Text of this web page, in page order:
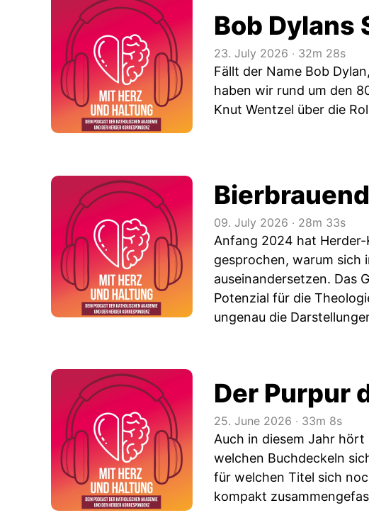
Bob Dylans
23. July 2026 ‧ 32m 28s
Fällt der Name Bob
haben wir rund um den
Knut Wentzel über die
09. July 2026 ‧ 28m 33s
Anfang 2024 hat
gesprochen, warum sich
auseinandersetzen. Das
Potenzial für die
ungenau die
Der Purpur
25. June 2026 ‧ 33m 8s
Auch in diesem Jahr
welchen Buchdeckeln
für welchen Titel sich
kompakt